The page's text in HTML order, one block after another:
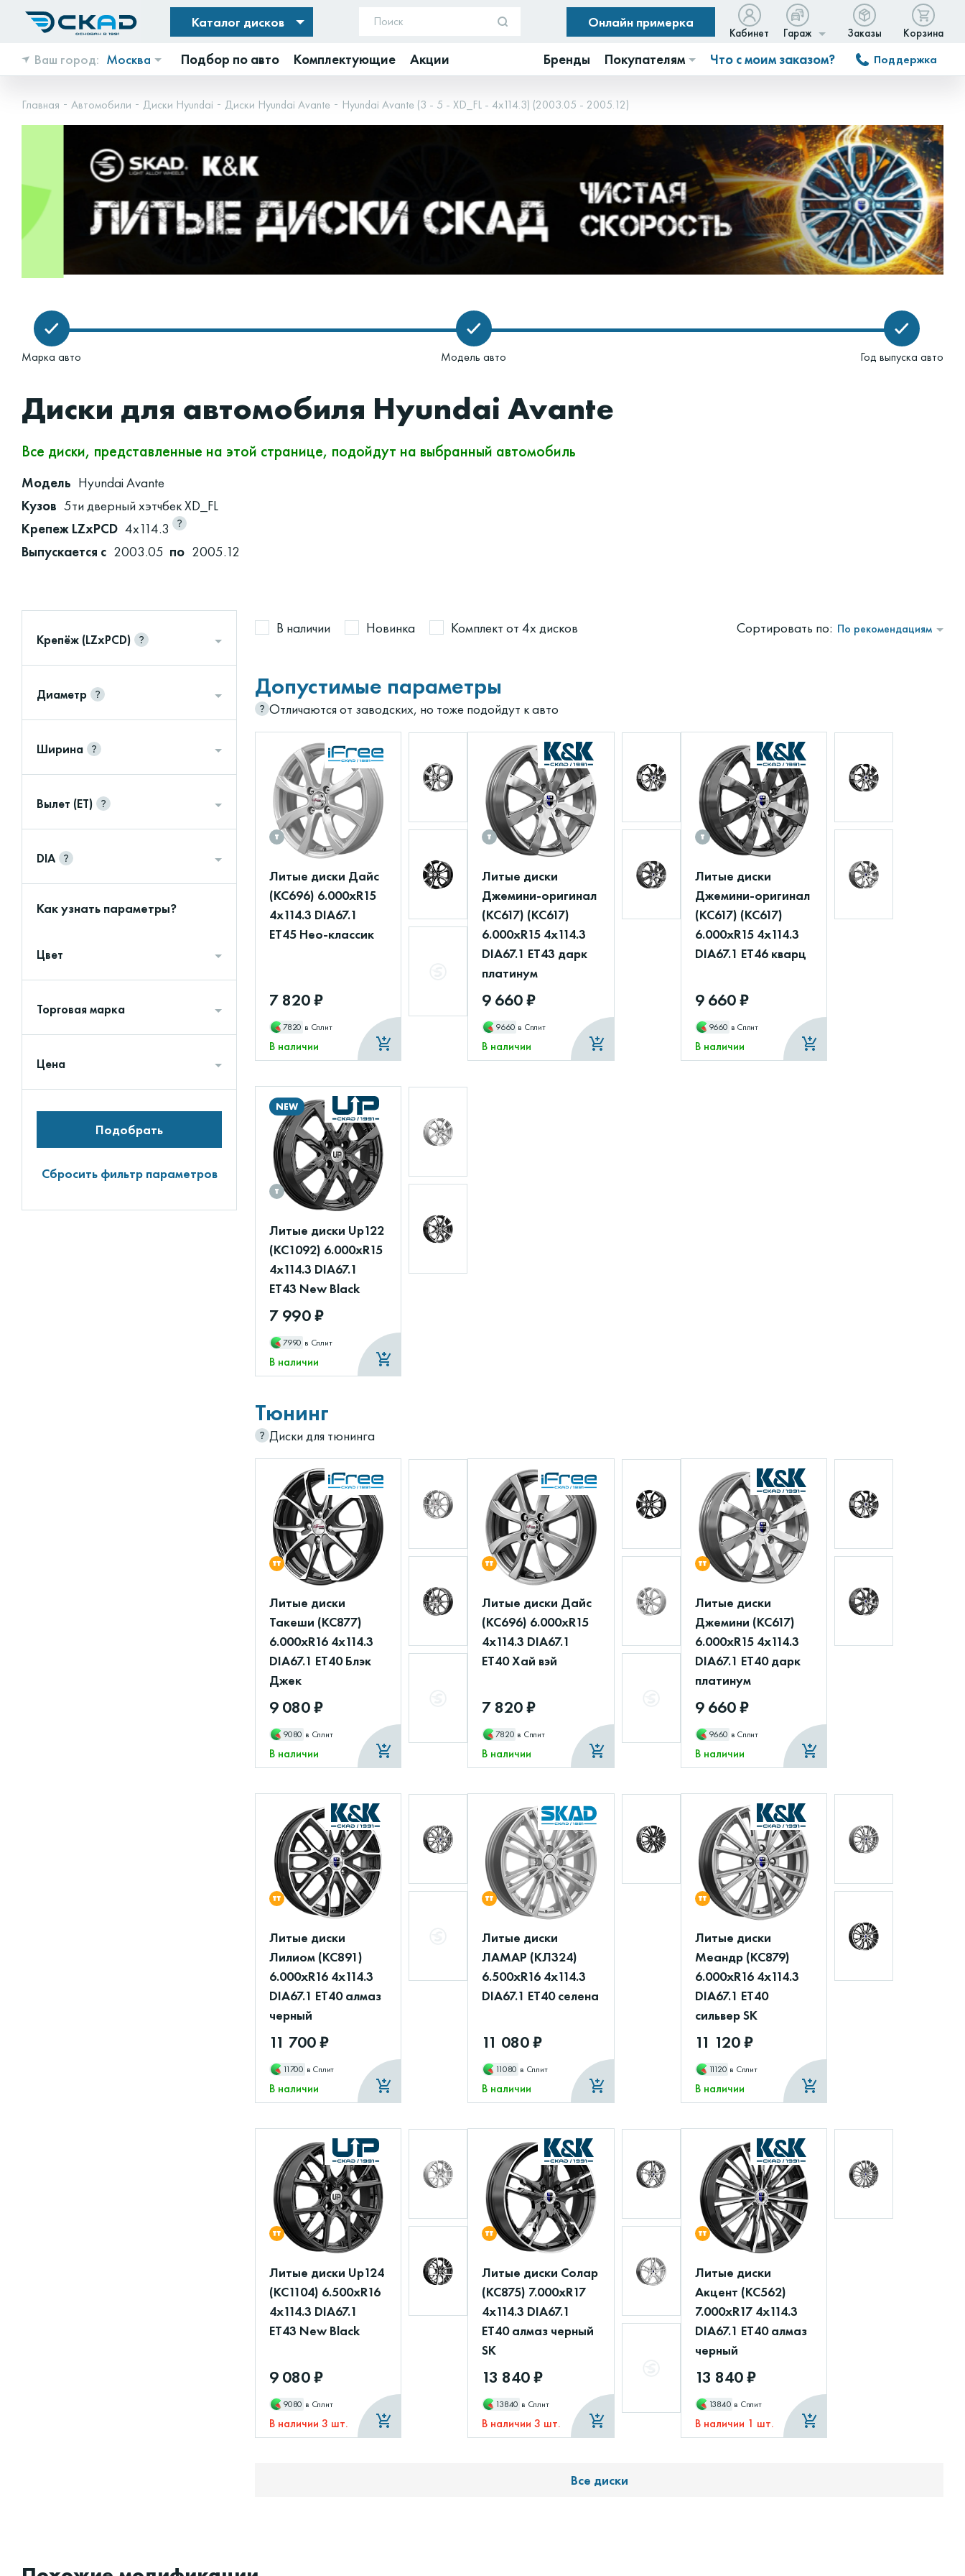
Каталог дисков Онлайн примерка
Кабинет Гараж Заказы Корзина
Ваш город: Москва Подбор по авто Комплектующие Акции Бренды Покупателям Что с моим заказом? Поддержка
Главная Автомобили Диски Hyundai Диски Hyundai Avante Hyundai Avante (3 - 5 - XD_FL - 4x114.3) (2003.05 - 2005.12)
Марка авто Модель авто Год выпуска авто
Диски для автомобиля Hyundai Avante
Все диски, представленные на этой странице, подойдут на выбранный автомобиль
Модель Hyundai Avante
Кузов 5ти дверный хэтчбек XD_FL
Крепеж LZxPCD 4x114.3
Выпускается с 2003.05 по 2005.12
Крепёж (LZxPCD)
Диаметр
Ширина
Вылет (ET)
DIA
Как узнать параметры?
Цвет
Торговая марка
Цена
Подобрать
Сбросить фильтр параметров
В наличии Новинка Комплект от 4х дисков Сортировать по: По рекомендациям
Допустимые параметры
Отличаются от заводских, но тоже подойдут к авто
Литые диски Дайс
(КС696) 6.000xR15
4x114.3 DIA67.1
ET45 Нео-классик
7 820 ₽
7820 в Сплит
В наличии
Литые диски
Джемини-оригинал
(КС617) (КС617)
6.000xR15 4x114.3
DIA67.1 ET43 дарк
платинум
9 660 ₽
9660 в Сплит
В наличии
Литые диски
Джемини-оригинал
(КС617) (КС617)
6.000xR15 4x114.3
DIA67.1 ET46 кварц
9 660 ₽
9660 в Сплит
В наличии
NEW
Литые диски Up122
(КС1092) 6.000xR15
4x114.3 DIA67.1
ET43 New Black
7 990 ₽
7990 в Сплит
В наличии
Тюнинг
Диски для тюнинга
Литые диски
Такеши (КС877)
6.000xR16 4x114.3
DIA67.1 ET40 Блэк
Джек
9 080 ₽
9080 в Сплит
В наличии
Литые диски Дайс
(КС696) 6.000xR15
4x114.3 DIA67.1
ET40 Хай вэй
7 820 ₽
7820 в Сплит
В наличии
Литые диски
Джемини (КС617)
6.000xR15 4x114.3
DIA67.1 ET40 дарк
платинум
9 660 ₽
9660 в Сплит
В наличии
Литые диски
Лилиом (КС891)
6.000xR16 4x114.3
DIA67.1 ET40 алмаз
черный
11 700 ₽
11700 в Сплит
В наличии
Литые диски
ЛАМАР (КЛ324)
6.500xR16 4x114.3
DIA67.1 ET40 селена
11 080 ₽
11080 в Сплит
В наличии
Литые диски
Меандр (КС879)
6.000xR16 4x114.3
DIA67.1 ET40
сильвер SK
11 120 ₽
11120 в Сплит
В наличии
Литые диски Up124
(КС1104) 6.500xR16
4x114.3 DIA67.1
ET43 New Black
9 080 ₽
9080 в Сплит
В наличии 3 шт.
Литые диски Солар
(КС875) 7.000xR17
4x114.3 DIA67.1
ET40 алмаз черный
SK
13 840 ₽
13840 в Сплит
В наличии 3 шт.
Литые диски
Акцент (КС562)
7.000xR17 4x114.3
DIA67.1 ET40 алмаз
черный
13 840 ₽
13840 в Сплит
В наличии 1 шт.
Все диски